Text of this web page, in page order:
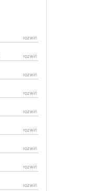
rozwiń
rozwiń
rozwiń
rozwiń
rozwiń
rozwiń
rozwiń
rozwiń
rozwiń